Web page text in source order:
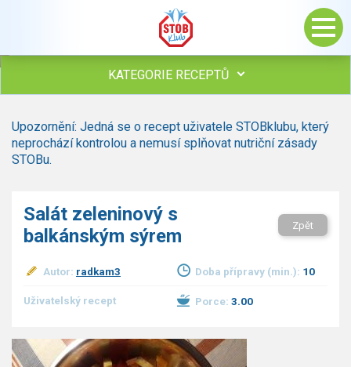
KATEGORIE RECEPTŮ
Polévky
Studená kuchyně
Bezmasé a zeleninové
Saláty
Dezerty
Nápoje
Dětské recepty
GLP-1 recepty
Upozornění: Jedná se o recept uživatele STOBklubu, který
neprochází kontrolou a nemusí splňovat nutriční zásady
STOBu.
Salát zeleninový s
balkánským sýrem
Zpět
Autor: radkam3 Doba přípravy (min.): 10
Uživatelský recept Porce: 3.00